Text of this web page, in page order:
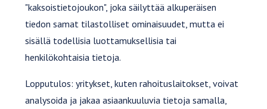
"kaksoistietojoukon", joka säilyttää alkuperäisen
tiedon samat tilastolliset ominaisuudet, mutta ei
sisällä todellisia luottamuksellisia tai
henkilökohtaisia tietoja.
Lopputulos: yritykset, kuten rahoituslaitokset, voivat
analysoida ja jakaa asiaankuuluvia tietoja samalla,